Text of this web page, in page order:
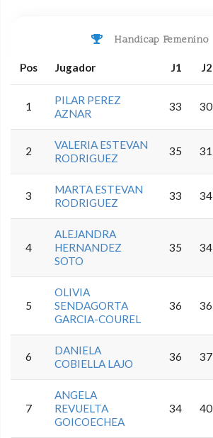
Handicap Femenino
Pos Jugador J1 J2
1
PILAR PEREZ
AZNAR
33 30
2
VALERIA ESTEVAN
RODRIGUEZ
35 31
3
MARTA ESTEVAN
RODRIGUEZ
33 34
4
ALEJANDRA
HERNANDEZ
SOTO
35 34
5
OLIVIA
SENDAGORTA
GARCIA-COUREL
36 36
6
DANIELA
COBIELLA LAJO
36 37
7
ANGELA
REVUELTA
GOICOECHEA
34 40